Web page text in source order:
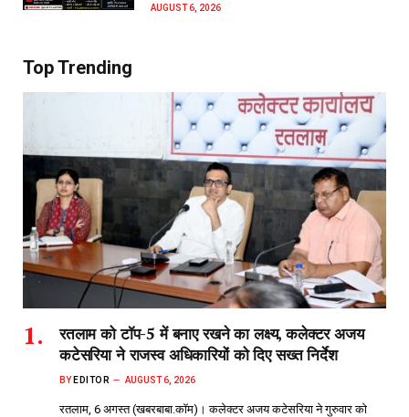
AUGUST 6, 2026
Top Trending
रतलाम को टॉप-5 में बनाए रखने का लक्ष्य, कलेक्टर अजय
कटेसरिया ने राजस्व अधिकारियों को दिए सख्त निर्देश
BY EDITOR AUGUST 6, 2026
रतलाम, 6 अगस्त (खबरबाबा.कॉम)। कलेक्टर अजय कटेसरिया ने गुरुवार को